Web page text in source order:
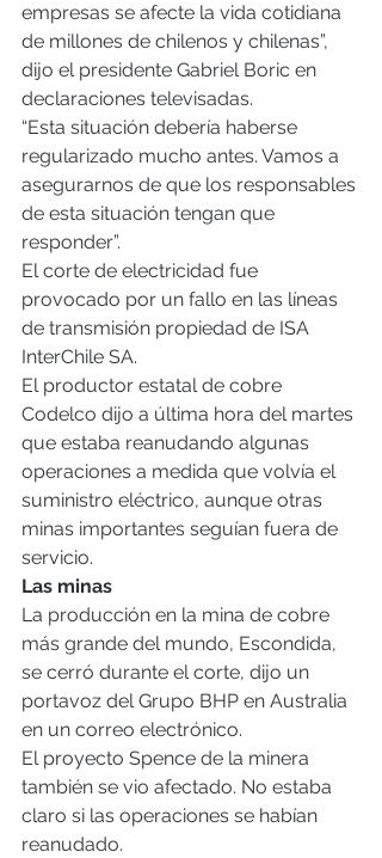
empresas se afecte la vida cotidiana
de millones de chilenos y chilenas”,
dijo el presidente Gabriel Boric en
declaraciones televisadas.
“Esta situación debería haberse
regularizado mucho antes. Vamos a
asegurarnos de que los responsables
de esta situación tengan que
responder”.
El corte de electricidad fue
provocado por un fallo en las líneas
de transmisión propiedad de ISA
InterChile SA.
El productor estatal de cobre
Codelco dijo a última hora del martes
que estaba reanudando algunas
operaciones a medida que volvía el
suministro eléctrico, aunque otras
minas importantes seguían fuera de
servicio.
Las minas
La producción en la mina de cobre
más grande del mundo, Escondida,
se cerró durante el corte, dijo un
portavoz del Grupo BHP en Australia
en un correo electrónico.
El proyecto Spence de la minera
también se vio afectado. No estaba
claro si las operaciones se habían
reanudado.